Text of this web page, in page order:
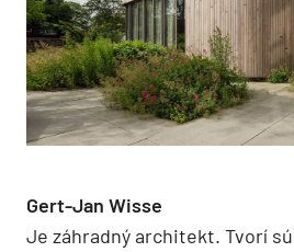
Gert-Jan Wisse
Je záhradný architekt. Tvorí